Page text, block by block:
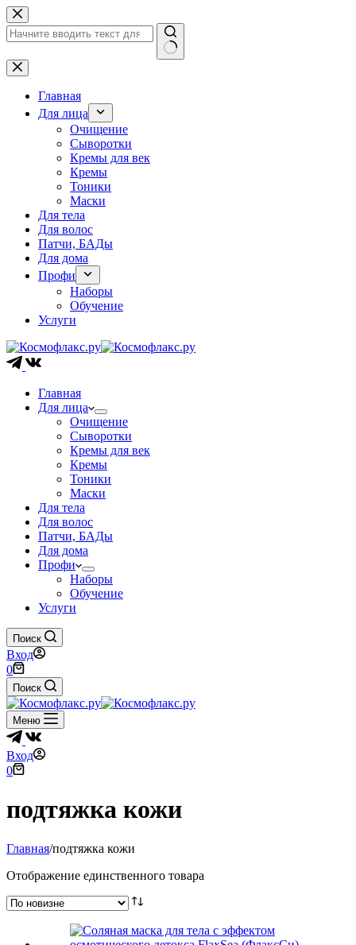
Перейти
к
сути
Ничего
не
найденоГлавная
Для лица
Очищение
Сыворотки
Кремы для век
Кремы
Тоники
Маски
Для тела
Для волос
Патчи, БАДы
Для дома
Профи
Наборы
Обучение
Услуги
Главная
Для лица
Очищение
Сыворотки
Кремы для век
Кремы
Тоники
Маски
Для тела
Для волос
Патчи, БАДы
Для дома
Профи
Наборы
Обучение
Услуги
Поиск
Вход
Корзина
0
Поиск
Меню
Вход
Корзина
0
подтяжка кожи
Главная/подтяжка кожи
Отображение единственного товара